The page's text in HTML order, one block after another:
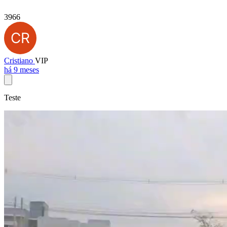
3966
Cristiano VIP
há 9 meses
Teste